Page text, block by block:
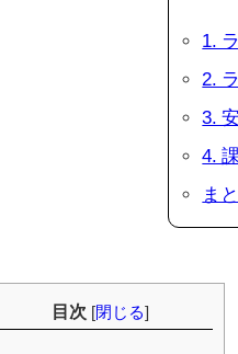
1.
2.
3.
4.
ま
目次 閉じる